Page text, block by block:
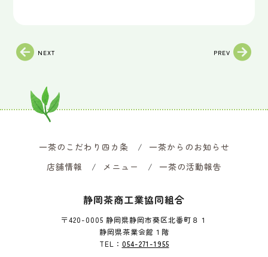
NEXT PREV
一茶のこだわり四カ条
一茶からのお知らせ
店舗情報
メニュー 一茶の活動報告
静岡茶商工業協同組合
〒420-0005 静岡県静岡市葵区北番町８１
静岡県茶業会館１階
TEL： 054-271-1955